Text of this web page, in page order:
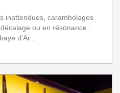
inattendues, carambolages
ou en résonance :
d’Ar...